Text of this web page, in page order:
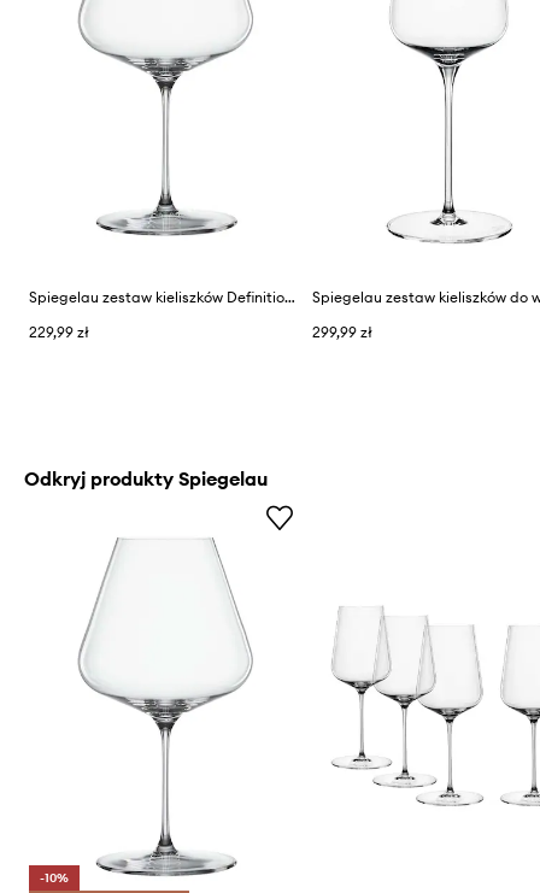
Spiegelau zestaw kieliszków Definition Burgundy 2-pack
229,99 zł
299,99 zł
Odkryj produkty Spiegelau
-10%